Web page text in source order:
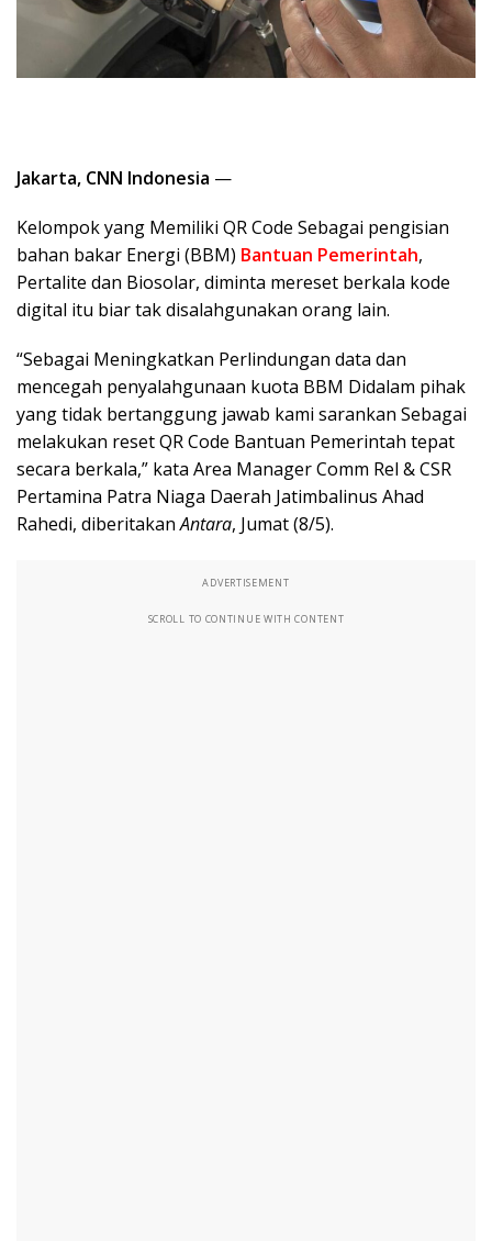
Jakarta, CNN Indonesia —
Kelompok yang Memiliki QR Code Sebagai pengisian
bahan bakar Energi (BBM) Bantuan Pemerintah,
Pertalite dan Biosolar, diminta mereset berkala kode
digital itu biar tak disalahgunakan orang lain.
“Sebagai Meningkatkan Perlindungan data dan
mencegah penyalahgunaan kuota BBM Didalam pihak
yang tidak bertanggung jawab kami sarankan Sebagai
melakukan reset QR Code Bantuan Pemerintah tepat
secara berkala,” kata Area Manager Comm Rel & CSR
Pertamina Patra Niaga Daerah Jatimbalinus Ahad
Rahedi, diberitakanAntara, Jumat (8/5).
ADVERTISEMENT
SCROLL TO CONTINUE WITH CONTENT